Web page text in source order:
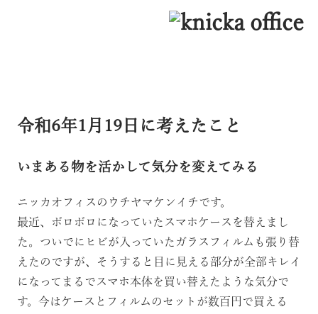
令和6年1月19日に考えたこと
いまある物を活かして気分を変えてみる
ニッカオフィスのウチヤマケンイチです。
最近、ボロボロになっていたスマホケースを替えまし
た。ついでにヒビが入っていたガラスフィルムも張り替
えたのですが、そうすると目に見える部分が全部キレイ
になってまるでスマホ本体を買い替えたような気分で
す。今はケースとフィルムのセットが数百円で買える